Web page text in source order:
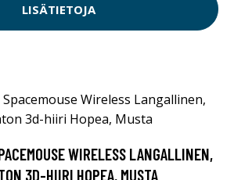
LISÄTIETOJA
WIRELESS LANGALLINEN,
3D-HIIRI HOPEA, MUSTA